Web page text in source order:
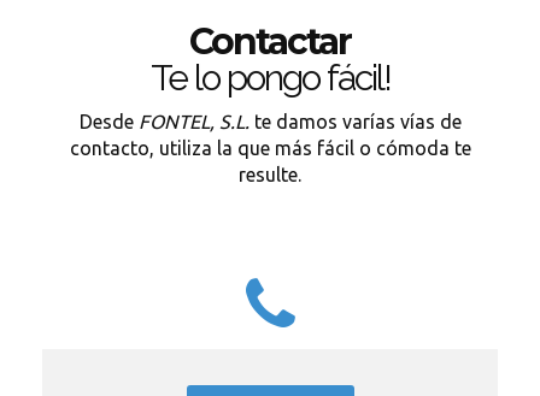
Contactar
Te lo pongo fácil!
Desde FONTEL, S.L.te damos varías vías de
contacto, utiliza la que más fácil o cómoda te
resulte.